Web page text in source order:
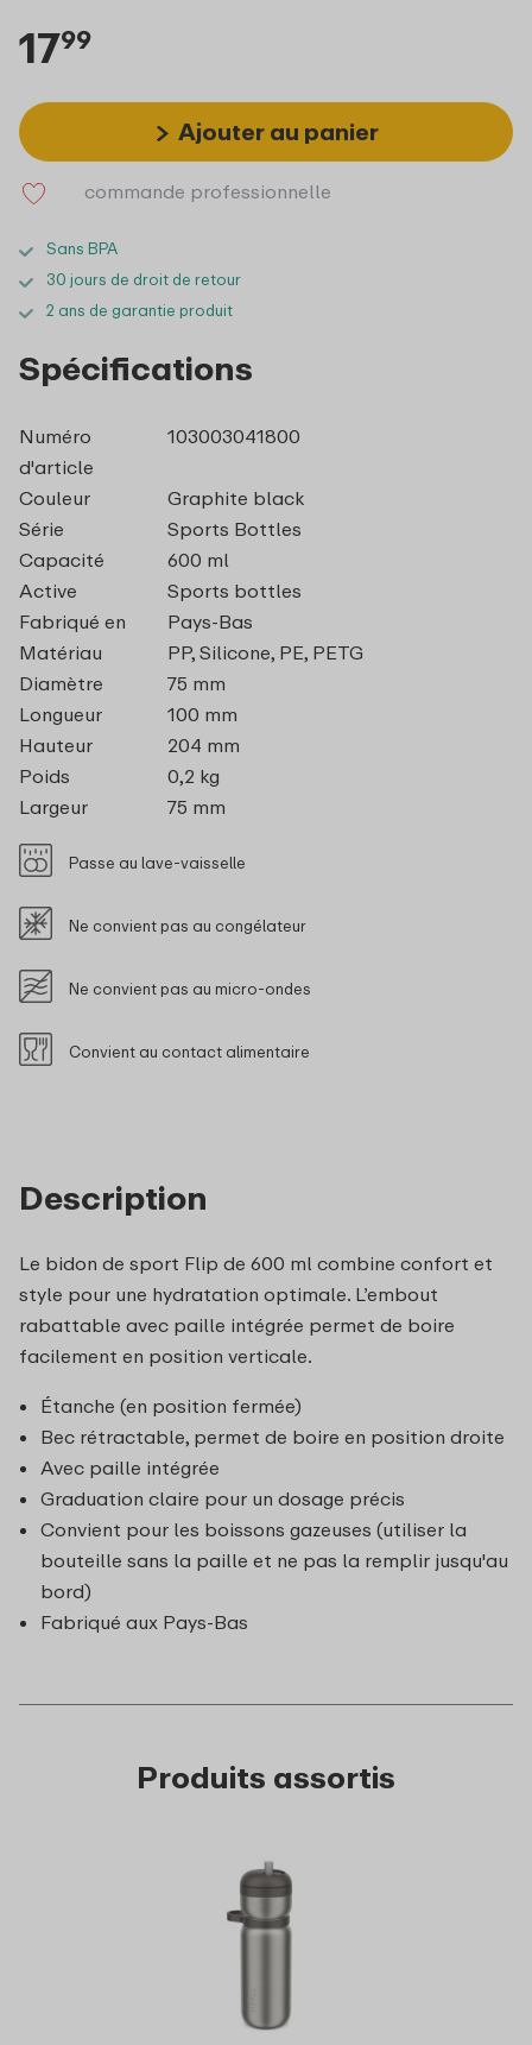
1799
Ajouter au panier
commande professionnelle
Sans BPA
30 jours de droit de retour
2 ans de garantie produit
Description
Le bidon de sport Flip de 600 ml combine confort et
style pour une hydratation optimale. L’embout
rabattable avec paille intégrée permet de boire
facilement en position verticale.
Étanche (en position fermée)
Bec rétractable, permet de boire en position droite
Avec paille intégrée
Graduation claire pour un dosage précis
Convient pour les boissons gazeuses (utiliser la
bouteille sans la paille et ne pas la remplir jusqu'au
bord)
Fabriqué aux Pays-Bas
Spécifications
Numéro
d'article
103003041800
Couleur
Graphite black
Série
Sports Bottles
Capacité
600 ml
Active
Sports bottles
Fabriqué en
Pays-Bas
Matériau
PP, Silicone, PE, PETG
Diamètre
75 mm
Longueur
100 mm
Hauteur
204 mm
Poids
0,2 kg
Largeur
75 mm
Passe au lave-vaisselle
Ne convient pas au congélateur
Ne convient pas au micro-ondes
Convient au contact alimentaire
Produits assortis